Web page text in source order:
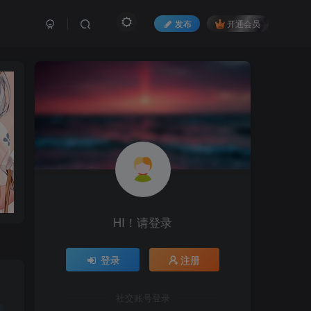
发布 开通会员
HI！请登录
登录 注册
社交账号登录